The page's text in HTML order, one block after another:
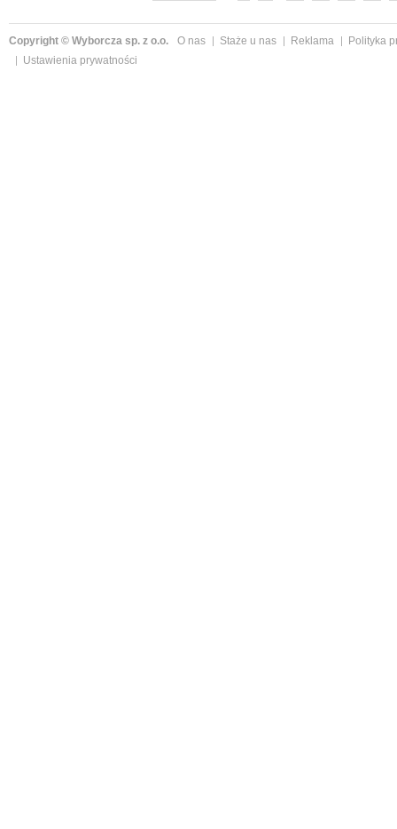
Copyright © Wyborcza sp. z o.o. O nas Staże u nas Reklama
Polityka
Ustawienia prywatności